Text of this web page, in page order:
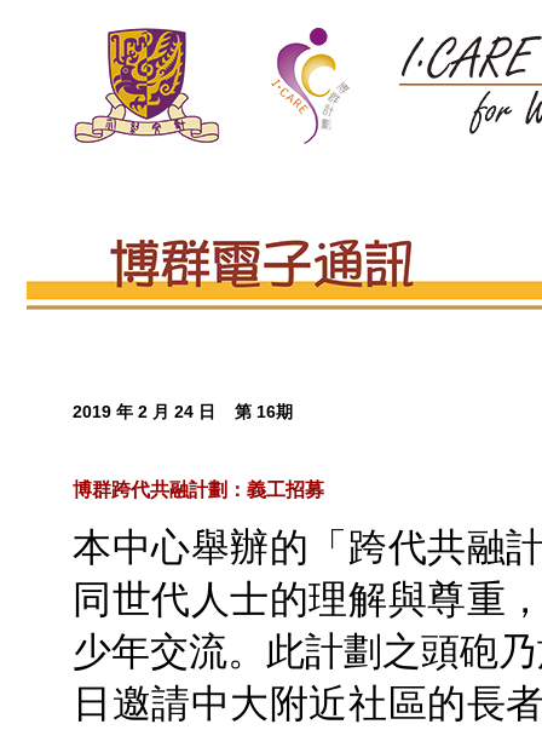
2019 年 2 月 24 日 第 16期
博群跨代共融計劃：義工招募
本中心舉辦的「跨代共融
同世代人士的理解與尊重
少年交流。此計劃之頭砲
日邀請中大附近社區的長